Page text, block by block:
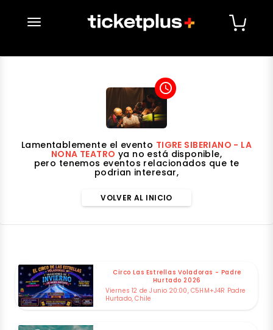
desplegar navegación
access_time
Lamentablemente el evento TIGRE SIBERIANO - LA
NONA TEATRO ya no está disponible,
pero tenemos eventos relacionados que te
podrian interesar,
VOLVER AL INICIO
Circo Las Estrellas Voladoras - Padre
Hurtado 2026
Viernes 12 de Junio 20:00, C5HM+J4R Padre
Hurtado, Chile